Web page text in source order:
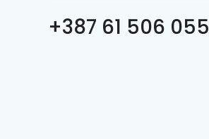
+387 61 506 055